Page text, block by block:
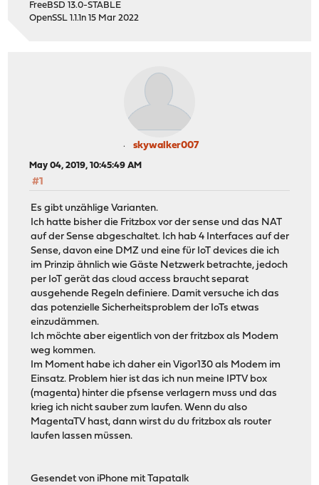
FreeBSD 13.0-STABLE
OpenSSL 1.1.1n 15 Mar 2022
skywalker007
May 04, 2019, 10:45:49 AM
#1
Es gibt unzählige Varianten.
Ich hatte bisher die Fritzbox vor der sense und das NAT
auf der Sense abgeschaltet. Ich hab 4 Interfaces auf der
Sense, davon eine DMZ und eine für IoT devices die ich
im Prinzip ähnlich wie Gäste Netzwerk betrachte, jedoch
per IoT gerät das cloud access braucht separat
ausgehende Regeln definiere. Damit versuche ich das
das potenzielle Sicherheitsproblem der IoTs etwas
einzudämmen.
Ich möchte aber eigentlich von der fritzbox als Modem
weg kommen.
Im Moment habe ich daher ein Vigor130 als Modem im
Einsatz. Problem hier ist das ich nun meine IPTV box
(magenta) hinter die pfsense verlagern muss und das
krieg ich nicht sauber zum laufen. Wenn du also
MagentaTV hast, dann wirst du du fritzbox als router
laufen lassen müssen.
Gesendet von iPhone mit Tapatalk